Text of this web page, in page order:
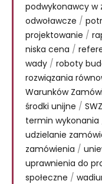
podwykonawcy w
odwoławcze /
projektowanie /
niska cena /
wady / roboty
rozwiązania
Warunków
środki unijne / SWZ
termin wykonania
udzielanie
zamówienia /
uprawnienia do
społeczne /